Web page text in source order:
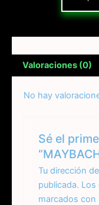
Valoraciones (0)
No hay
Sé el
Tu dirección
publicada. Los
marcados con